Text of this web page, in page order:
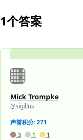
1个答案
Mick Trompke
@sigillus
声誉积分: 271
3
1 1